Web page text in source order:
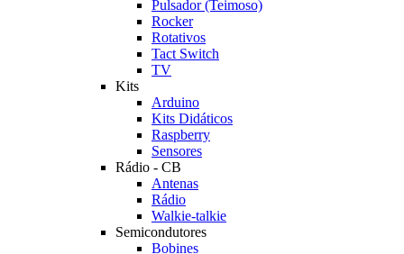
Pulsador (Teimoso)
Rocker
Rotativos
Tact Switch
TV
Kits
Arduino
Kits Didáticos
Raspberry
Sensores
Rádio - CB
Antenas
Rádio
Walkie-talkie
Semicondutores
Bobines